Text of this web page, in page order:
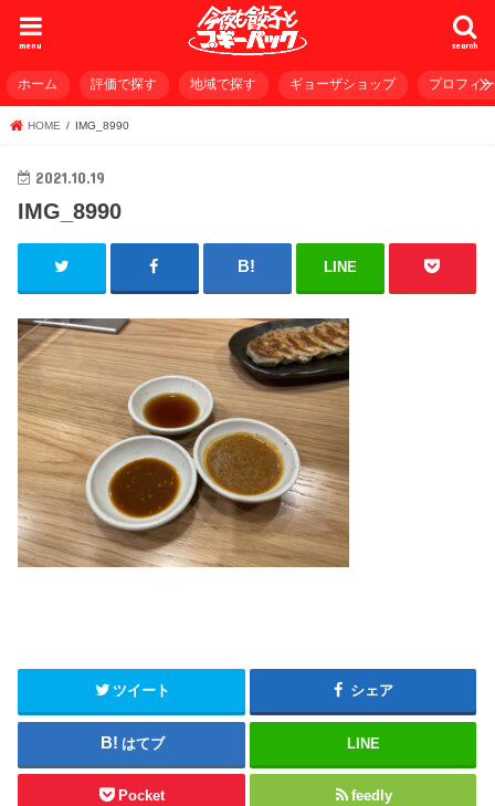
search
menu
ホーム 評価で探す 地域で探す ギョーザショップ プロフィ
HOME IMG_8990
2021.10.19
IMG_8990
LINE
ツイート シェア
はてブ LINE
Pocket feedly